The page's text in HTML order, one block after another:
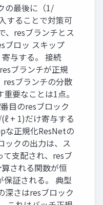
の最後に（1/
することで対策可
、resブランチとス
ブロッ スキップ
与する。 接続
ブランチが正規
resブランチの分散
要なことは1点。
目のresブロック
+ 1)だけ寄与する
正規化ResNetの
ックの出力は、ス
て支配され、resブ
される関数が恒
保証される。 典型
深さはresブロック